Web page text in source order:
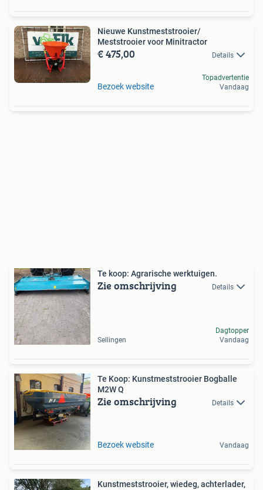
Nieuwe Kunstmeststrooier/
Meststrooier voor Minitractor
€ 475,00 Details
Bezoek website
Topadvertentie
Vandaag
Te koop: Agrarische werktuigen.
Zie omschrijving Details
Sellingen
Dagtopper
Vandaag
Te Koop: Kunstmeststrooier Bogballe
M2W Q
Zie omschrijving Details
Bezoek website Vandaag
Kunstmeststrooier, wiedeg, achterlader,